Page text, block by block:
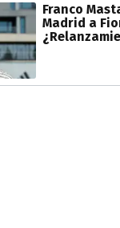
Franco
Madrid a